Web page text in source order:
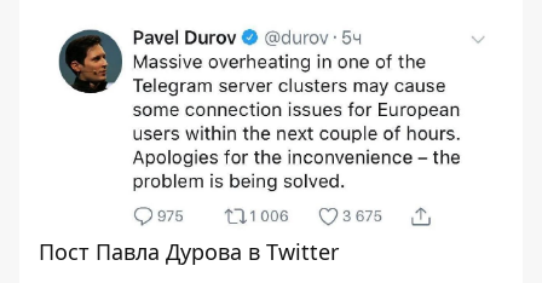
Пост Павла Дурова в Twitter